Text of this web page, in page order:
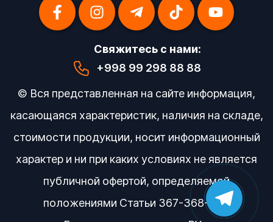
Свяжитесь с нами:
+998 99 298 88 88
© Вся представленная на сайте информация,
касающаяся характеристик, наличия на складе,
стоимости продукции, носит информационный
характер и ни при каких условиях не является
публичной офертой, определяемой
положениями Статьи 367-368-369